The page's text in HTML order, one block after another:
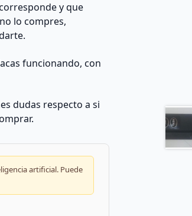
y que
lo compres,
funcionando, con
dudas respecto a si
artificial. Puede